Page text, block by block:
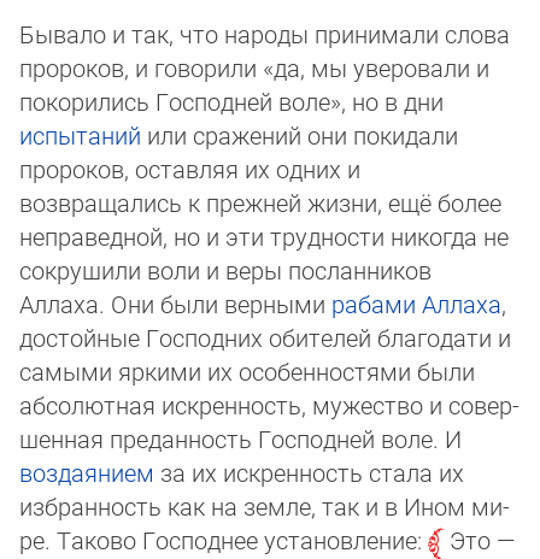
Бывало и так, что народы принимали слова
пророков, и говорили «да, мы уверовали и
покорились Господней воле», но в дни
испытаний или сражений они покидали
пророков, оставляя их одних и
возвращались к прежней жизни, ещё более
неп­ра­вед­ной, но и эти трудности никогда не
сокрушили воли и веры посланников
Аллаха. Они были верными рабами Аллаха,
дос­той­ные Господних обителей благодати и
самыми яркими их особенностями были
абсолютная искренность, мужество и со­вер­
шен­ная преданность Господней воле. И
воздаянием за их искренность стала их
избранность как на земле, так и в Ином ми­
ре. Таково Господнее установление:
Это —